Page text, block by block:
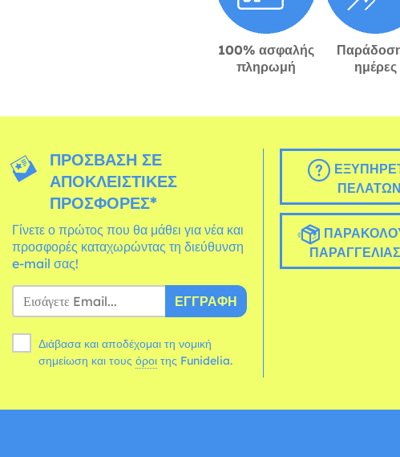
100% ασφαλής
πληρωμή
ημέρες
ΠΡΌΣΒΑΣΗ ΣΕ
ΑΠΟΚΛΕΙΣΤΙΚΈΣ
ΠΡΟΣΦΟΡΈΣ*
Γίνετε ο πρώτος που θα μάθει για νέα και
προσφορές καταχωρώντας τη διεύθυνση
e-mail σας!
ΕΓΓΡΑΦΉ
Διάβασα και αποδέχομαι τη νομική
σημείωση και τους όροι της Funidelia.
ΠΕΛΑΤΏΝ